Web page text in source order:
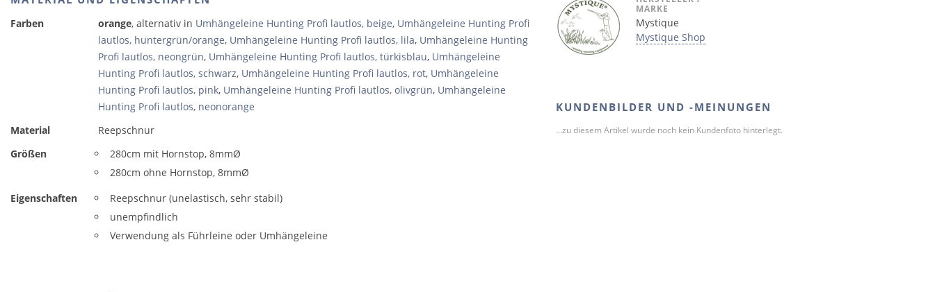
Farben orange, alternativ in Umhängeleine Hunting Profi lautlos, beige, Umhängeleine Hunting Profi
lautlos, huntergrün/orange, Umhängeleine Hunting Profi lautlos, lila, Umhängeleine Hunting
Profi lautlos, neongrün, Umhängeleine Hunting Profi lautlos, türkisblau, Umhängeleine
Hunting Profi lautlos, schwarz, Umhängeleine Hunting Profi lautlos, rot, Umhängeleine
Hunting Profi lautlos, pink, Umhängeleine Hunting Profi lautlos, olivgrün, Umhängeleine
Hunting Profi lautlos, neonorange
Material
Reepschnur
Größen
280cm mit Hornstop, 8mmØ
280cm ohne Hornstop, 8mmØ
Eigenschaften
Reepschnur (unelastisch, sehr stabil)
unempfindlich
Verwendung als Führleine oder Umhängeleine
MARKE
Mystique
Mystique Shop
KUNDENBILDER UND -MEINUNGEN
...zu diesem Artikel wurde noch kein Kundenfoto hinterlegt.